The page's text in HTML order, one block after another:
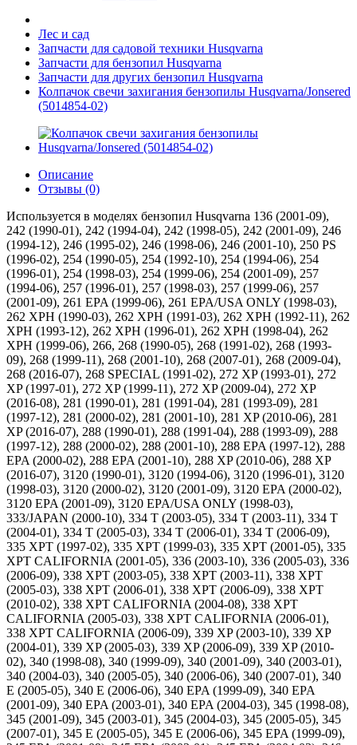
Лес и сад
Запчасти для садовой техники Husqvarna
Запчасти для бензопил Husqvarna
Запчасти для других бензопил Husqvarna
Колпачок свечи захигания бензопилы Husqvarna/Jonsered
(5014854-02)
Описание
Отзывы (0)
Используется в моделях бензопил Husqvarna 136 (2001-09), 242 (1990-01), 242 (1994-04), 242 (1998-05), 242 (2001-09), 246 (1994-12), 246 (1995-02), 246 (1998-06), 246 (2001-10), 250 PS (1996-02), 254 (1990-05), 254 (1992-10), 254 (1994-06), 254 (1996-01), 254 (1998-03), 254 (1999-06), 254 (2001-09), 257 (1994-06), 257 (1996-01), 257 (1998-03), 257 (1999-06), 257 (2001-09), 261 EPA (1999-06), 261 EPA/USA ONLY (1998-03), 262 XPH (1990-03), 262 XPH (1991-03), 262 XPH (1992-11), 262 XPH (1993-12), 262 XPH (1996-01), 262 XPH (1998-04), 262 XPH (1999-06), 266, 268 (1990-05), 268 (1991-02), 268 (1993-09), 268 (1999-11), 268 (2001-10), 268 (2007-01), 268 (2009-04), 268 (2016-07), 268 SPECIAL (1991-02), 272 XP (1993-01), 272 XP (1997-01), 272 XP (1999-11), 272 XP (2009-04), 272 XP (2016-08), 281 (1990-01), 281 (1991-04), 281 (1993-09), 281 (1997-12), 281 (2000-02), 281 (2001-10), 281 XP (2010-06), 281 XP (2016-07), 288 (1990-01), 288 (1991-04), 288 (1993-09), 288 (1997-12), 288 (2000-02), 288 (2001-10), 288 EPA (1997-12), 288 EPA (2000-02), 288 EPA (2001-10), 288 XP (2010-06), 288 XP (2016-07), 3120 (1990-01), 3120 (1994-06), 3120 (1996-01), 3120 (1998-03), 3120 (2000-02), 3120 (2001-09), 3120 EPA (2000-02), 3120 EPA (2001-09), 3120 EPA/USA ONLY (1998-03), 333/JAPAN (2000-10), 334 T (2003-05), 334 T (2003-11), 334 T (2004-01), 334 T (2005-03), 334 T (2006-01), 334 T (2006-09), 335 XPT (1997-02), 335 XPT (1999-03), 335 XPT (2001-05), 335 XPT CALIFORNIA (2001-05), 336 (2003-10), 336 (2005-03), 336 (2006-09), 338 XPT (2003-05), 338 XPT (2003-11), 338 XPT (2005-03), 338 XPT (2006-01), 338 XPT (2006-09), 338 XPT (2010-02), 338 XPT CALIFORNIA (2004-08), 338 XPT CALIFORNIA (2005-03), 338 XPT CALIFORNIA (2006-01), 338 XPT CALIFORNIA (2006-09), 339 XP (2003-10), 339 XP (2004-01), 339 XP (2005-03), 339 XP (2006-09), 339 XP (2010-02), 340 (1998-08), 340 (1999-09), 340 (2001-09), 340 (2003-01), 340 (2004-03), 340 (2005-05), 340 (2006-06), 340 (2007-01), 340 E (2005-05), 340 E (2006-06), 340 EPA (1999-09), 340 EPA (2001-09), 340 EPA (2003-01), 340 EPA (2004-03), 345 (1998-08), 345 (2001-09), 345 (2003-01), 345 (2004-03), 345 (2005-05), 345 (2007-01), 345 E (2005-05), 345 E (2006-06), 345 EPA (1999-09), 345 EPA (2001-09), 345 EPA (2003-01), 345 EPA (2004-03), 346 XP (1999-03), 346 XP (2001-06), 346 XP (2003-06), 346 XP (2004-03), 346 XP (2007-02), 346 XP (2007-04), 346 XP (2009-02), 346 XP (2015-07), 346 XP EPA (2004-03), 346 XP NEW EDITION (2009-02), 350 (1998-02), 350 (1999-09), 350 (2001-09), 350 (2003-01), 350 (2004-03), 350 (2005-05), 350 (2006-06), 350 (2007-01), 350 EPA (1999-09), 350 EPA (2001-09), 350 EPA (2003-01), 350 EPA (2004-03), 350 EPA (2006-06), 351 (1998-06), 351 (1999-09), 351 (2001-06), 351 (2015-07), 351 EPA (1999-09), 351 EPA (2001-06), 353 (2002-09), 353 (2004-03), 353 (2007-02), 353 (2007-04), 353 (2009-02), 353 (2015-07), 353 EPA (2004-03), 353 EPA I (2002-09), 357 XP (2001-01), 357 XP (2001-10), 357 XP (2003-04), 357 XP (2004-05), 357 XP (2005-02), 357 XP (2006-02), 357 XP (2007-03), 357 XP (2010-02), 357 XP (2011-05), 357 XP EPA (2001-01), 357 XP EPA (2001-10), 357 XP EPA (2004-05), 357 XP EPA (2005-02), 357 XP EPA (2006-02), 357 XP EPA (2007-03), 357 XP EPA I (2003-04), 359 (2001-01), 359 (2001-10), 359 (2003-04), 359 (2004-05), 359 (2005-02), 359 (2006-02), 359 (2007-03), 359 (2011-05), 359 EPA (2001-01), 359 EPA (2001-10), 359 EPA (2004-05), 359 EPA (2005-02), 359 EPA (2006-02), 359 EPA (2007-03), 359 EPA I (2003-04), 36 (1991-06), 36 (1994-05), 362 (2011-05), 362 (2013-12), 362 XP (1998-08), 362 XP (1999-05), 362 XP EPA (1998-08), 362 XP EPA (1999-05), 362 XP SPECIAL (1999-11), 362 XP SPECIAL (2001-10), 362 XP SPECIAL (2003-10), 362 XP SPECIAL (2005-05), 362 XP SPECIAL (2007-01), 362 XP SPECIAL EPA (1999-11), 362 XP SPECIAL EPA (2001-10), 362 XP SPECIAL EPA (2003-10), 362 XP SPECIAL EPA (2005-05), 362 XP SPECIAL EPA (2007-01), 365 (1996-09), 365 (1997-12), 365 (1999-04), 365 EPA (1997-12), 365 EPA (1999-04), 365 H (2010-05), 365 H (2011-05), 365 H (2013-12), 365 H (2016-10), 365 SPECIAL (1999-11), 365 SPECIAL (2002-01), 365 SPECIAL (2003-11), 365 SPECIAL (2005-05), 365 SPECIAL (2007-03), 365 SPECIAL (2010-05), 365 SPECIAL (2011-05), 365 SPECIAL EPA (1999-11), 365 SPECIAL EPA (2002-01), 365 SPECIAL EPA (2003-11), 365 SPECIAL EPA (2005-05), 365 SPECIAL EPA (2007-03), 365 SPECIAL EPA (2010-05), 365 X-TORQ (2011-03), 365 X-TORQ (2013-11), 365 X-TORQ (2016-09), 365 X-TORQ (2016-10), 365SP (2013-12), 371 XP (1995-12), 371 XP (1996-03), 371 XP (1996-09), 371 XP (1999-05), 371 XP EPA (1997-12), 371 XP EPA (1999-05), 372 XP (1999-11), 372 XP (2003-10), 372 XP (2005-05), 372 XP (2007-01), 372 XP (2010-05), 372 XP (2011-05), 372 XP (2013-12), 372 XP (2016-10), 372 XP EPA (1999-11), 372 XP EPA (2001-10), 372 XP EPA (2003-10), 372 XP EPA (2005-05), 372 XP EPA (2007-01), 372 XP X-TORQ (2016-10), 372 XP X-TORQ (2010-04), 372 XP X-TORQ (2013-09), 372 XP X-TORQ (2016-09), 385 (2006-10), 385 EPA (2006-10), 385 XP (2001-04), 385 XP (2005-03), 385 XP (2006-10), 385 XP EPA (2001-04), 385 XP EPA (2003-10), 385 XP EPA (2005-03), 390 (2006-10), 390 EPA (2006-10), 390 390 EPA (2010-05), 390 390 EPA (2011-05), 390XP (2016-03), 390XP (2016-10), 394 XP (1992-10), 394 XP (1994-01), 394 XP (1996-01), 394 XP (1998-03), 394 XP EPA USA ONLY (1998-03), 395 XP (2001-01), 395 XP (2005-05), 395 XP (2007-01), 395 XP EPA (2001-01), 395 XP EPA (2003-10), 395 XP EPA (2005-05), 395 XP EPA (2007-01), 395 XP 395 XP EPA (2010-06), 395XP (2003-01), 41 (1991-06), 41 (1994-05), 42 (1992-03), 42 (1994-04), 42 (1994-12), 42 (1995-02), 42 (1998-06), 42 (2001-10), 455 E, 455 Rancher, 460, 461, 51 (1990-01), 51 (1991-10), 51 (1994-06), 51 (1998-06), 51 (2000-05), 51 EPA (1998-06), 51 EPA (2000-05), 55 (1990-01), 55 (1991-10), 55 (1994-06), 55 (1998-06), 55 (2000-05), 55 (2004-01), 55 (2005-04), 55 (2006-02), 55 (2007-02), 55 EPA (1998-06), 55 EPA (2000-05), 55 EU1 (2005-04), 55 EU1 (2006-02), 55 EU1 (2007-02), 55 RANCHER (2010-04), 55 RANCHER EPA (1998-08), 55 RANCHER EPA (2000-05), 55 RANCHER EPA (2005-04), 55 RANCHER EPA (2006-02), 55 RANCHER EPA (2007-02), 570 (2005-04), 570 (2007-01), 570 (2009-08), 570 (2011-01), 570 AutoTune (2010-11), 570 EPA (2005-04), 570 EPA (2007-01), 570 EPA (2008-08), 570 EPA (2009-01), 575 XP (2005-04), 575 XP (2007-01), 575 XP EPA (2005-04), 575 XP EPA (2007-01), 576 XP (2009-01), 576 XP AUTO TUNE (2010-03), 576 XP EPA (2008-08), 576 XP EPA (2010-01), 61 (1991-03), 61 (1993-09), 61 (1997-01), 61 (1999-08), 61 (2001-10), 61 (2011-01), 61 (2016-07), 61 (2017-08), 61 (2018-06), 66 (1991-03), бензопил Jonsered 2036 (1993-11), 2036 (1995-11), 2036 (1996-10), 2036 (1998-10), 2036/2002-01, 2040/1993-11, 2040/1995-11, 2040/1996-10, 2040/1998-10, 2040/2002-01, 2051/1993-05, 2054/1993-05, 2054/1993-08, 2054/1994-10, 2054/1996-02, 2054/1996-09, 2054/1998-10, 2054/2000-05, 2054/EPA/2000-05, 2055/1994-05, 2055/1994-10, 2055/1996-02, 2055/1996-09, 2055/1998-10, 2055/2000-05, 2063/1997-11, 2063/1999-03, 2063/EPA/1999-03, 2065/1997-02, 2065/1997-11, 2065/1999-03, 2065/EPA/1999-03, 2071 W/1997-02, 2071 W/1997-11, 2071/1997-02, 2071/1997-11, 2077/1994-09, 2077/2001-10, 2083 (2083 II/EPA/1998-09), 2083 (2083 II/EPA/2001-10), 2083/1995-05, 2083/1996-08, 2095/1994-05, 2095/1995-09, 2095/1996-10, 2095/2000-06, 2141/2000-08, 2141/2001-09, 2145/2000-08, 2145/2001-09, 2149/1999-05, 2149/2001-09, 2150/2000-08, 2150/2001-09, 2159/2001-07, 2159/EPA/2001-07, 2163/2000-04, 2163/2001-10, 2163/EPA/2000-04, 2163/EPA/2001-10, 2165/2000-04, 2165/2002-01, 2165/EPA/2000-04, 2165/EPA/2002-01, 2171/2000-04, 2171/2001-10, 2171/EPA/2000-04, 2171/EPA/2001-10, 625/1993-06, 625/1994-05, 625/1995-10, 625/1999-02, 630/SUPER II/1993-06, 630/SUPER II/1994-08, 630/SUPER II/1996-09, 630/SUPER II/1999-02, 670/CHAMP/1994-08, 670/CHAMP/1996-09, 670/CHAMP/1999-02, 670/SUPER II/1993-06, CS2135 T/2005-03, CS2135 T/2007-01, CS2139 T/2008-02, CS2139 T/2010-03, CS2141/2003-01, CS2141/2004-03, CS2141/2007-01, CS2141/EPA/2004-03, CS2145/2003-01, CS2145/2004-03, CS2145/2007-01, CS2145/EPA/2004-03, CS2147/2003-08, CS2147/2004-03, CS2147/2007-04, CS2147/EPA/2004-03, CS2150/2003-01, CS2150/2004-03, CS2150/2007-01, CS2150/EPA/2004-03, CS2152/2002-09, CS2152/2003-08, CS2152/2004-03, CS2152/2007-04, CS2152/2007-08, CS2152/2009-02, CS2152/EPA I/2002-09, CS2152/EPA I/2003-08, CS2152/EPA/2004-03, CS2152/from 2015-07, CS2153/2007-08, CS2153/2009-02, CS2153/from 2015-07, CS2156/2003-11, CS2156/2004-05, CS2156/2005-02, CS2156/2006-02, CS2156/2007-03, CS2156/2011-05, CS2156/EPA I/2003-11, CS2156/EPA/2004-05, CS2156/EPA/2005-02, CS2156/EPA/2006-02, CS2156/EPA/2007-03, CS2159 EPA/2007-03, CS2159/2003-11, CS2159/2004-05, CS2159/2005-02, CS2159/2006-02, CS2159/2007-03, CS2159/EPA I/2003-11, CS2159/EPA/2004-05, CS2159/EPA/2005-02, CS2159/EPA/2006-02, CS2163/2003-05, CS2163/2005-05, CS2163/2007-01, CS2163/EPA/2003-05, CS2163/EPA/2005-05, CS2163/EPA/2007-01, CS2165 EPA/2003-06, CS2165 EPA/2005-05, CS2165 EPA/2007-03, CS2165/2003-06, CS2165/2005-05, CS2165/2007-03, CS2171/2003-05, CS2171/2005-05, CS2171/2007-01, CS2171/EPA/2003-05, CS2171/EPA/2005-05, CS2171/EPA/2007-01, CS2186/2002-08, CS2186/2005-03, CS2186/2007-01, CS2186/EPA/2002-08, CS2186/EPA/2005-03, CS2186/EPA/2007-01, повітродувок Husqvarna 225 B (2001-06), 225 B (X-SERIES/2001-06), 225 BV (1996-08), 225 BV (1997-02), 225 HBV (1996-08), 225 HBV (1997-02), 225 HBV (2000-01), 356 BF (X-SERIES/2004-10), 356 BF (X-SERIES/2014-12), 356 BT (2017-11), 356 BT (X-SERIES/2004-10), садових пилососів/повітродувоки Husqvarna 225 B (2001-06), 225 B (X-SERIES/2001-06), 225 BV (1996-08), 225 BV (1997-02), 225 HBV (1996-08), 225 HBV (1997-02), 225 HBV (2000-01), 356 BF (X-SERIES/2004-10), 356 BF (X-SERIES/2014-12), 356 BT (2017-11), 356 BT (X-SERIES/2004-10), бензорізів Husqvarna 3122 K (2011-07), K 770 Dry Cut (2018-10), K 770 VAC (2018-10), K1250 (2007-01), K1250 Active (2008-01), K1250 RAIL (2007-01), K1250 RAIL (2008-01), K1250 Rail (2010-02), K1260 (2010-10